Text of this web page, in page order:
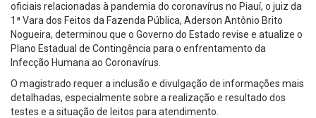
oficiais relacionadas à pandemia do coronavírus no Piauí, o juiz da
1ª Vara dos Feitos da Fazenda Pública, Aderson Antônio Brito
Nogueira, determinou que o Governo do Estado revise e atualize o
Plano Estadual de Contingência para o enfrentamento da
Infecção Humana ao Coronavírus.
O magistrado requer a inclusão e divulgação de informações mais
detalhadas, especialmente sobre a realização e resultado dos
testes e a situação de leitos para atendimento.